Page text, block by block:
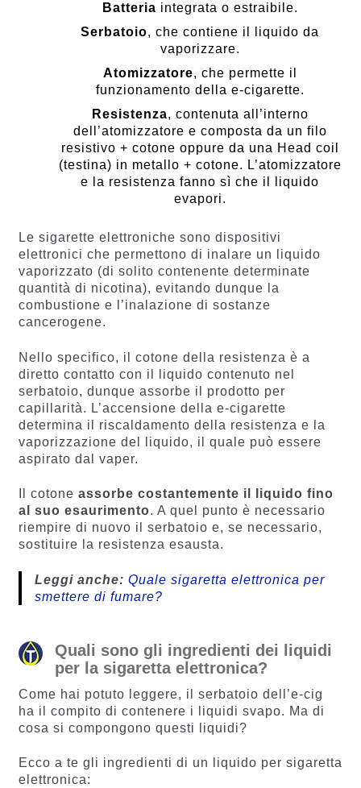
Batteria integrata o estraibile.
Serbatoio, che contiene il liquido da
vaporizzare.
Atomizzatore, che permette il
funzionamento della e-cigarette.
Resistenza, contenuta all’interno
dell’atomizzatore e composta da un filo
resistivo + cotone oppure da una Head coil
(testina) in metallo + cotone. L’atomizzatore
e la resistenza fanno sì che il liquido
evapori.
Le sigarette elettroniche sono dispositivi
elettronici che permettono di inalare un liquido
vaporizzato (di solito contenente determinate
quantità di nicotina), evitando dunque la
combustione e l’inalazione di sostanze
cancerogene.
Nello specifico, il cotone della resistenza è a
diretto contatto con il liquido contenuto nel
serbatoio, dunque assorbe il prodotto per
capillarità. L’accensione della e-cigarette
determina il riscaldamento della resistenza e la
vaporizzazione del liquido, il quale può essere
aspirato dal vaper.
Il cotone assorbe costantemente il liquido fino
al suo esaurimento. A quel punto è necessario
riempire di nuovo il serbatoio e, se necessario,
sostituire la resistenza esausta.
Leggi anche: Quale sigaretta elettronica per
smettere di fumare?
Quali sono gli ingredienti dei liquidi
per la sigaretta elettronica?
Come hai potuto leggere, il serbatoio dell’e-cig
ha il compito di contenere i liquidi svapo. Ma di
cosa si compongono questi liquidi?
Ecco a te gli ingredienti di un liquido per sigaretta
elettronica: